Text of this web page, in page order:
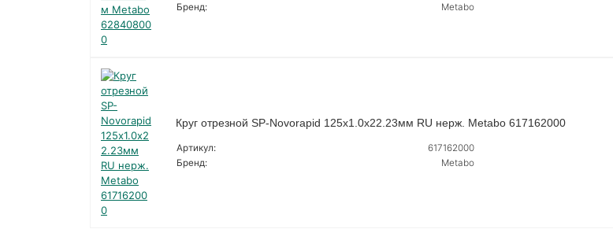
Бренд:
Metabo
Круг отрезной SP-Novorapid 125х1.0х22.23мм RU нерж. Metabo 617162000
Артикул:
617162000
Бренд:
Metabo